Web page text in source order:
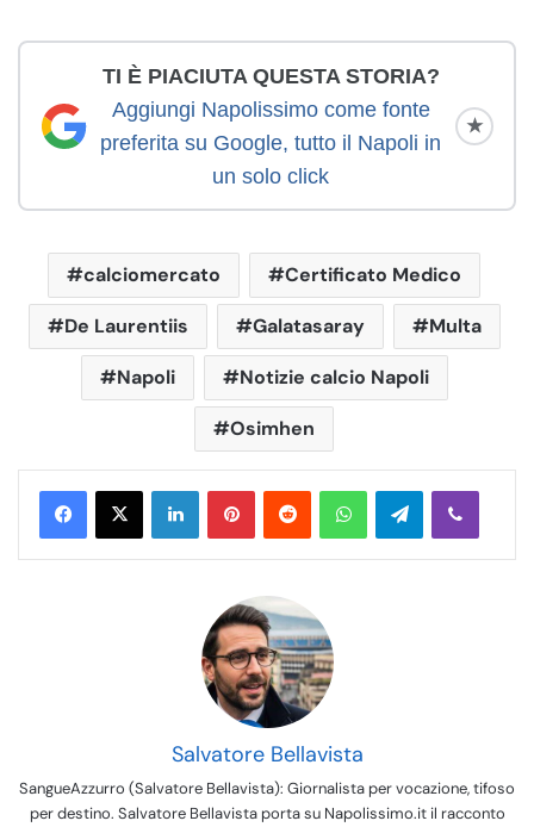
TI È PIACIUTA QUESTA STORIA?
Aggiungi Napolissimo come fonte
preferita su Google, tutto il Napoli in
un solo click
★
calciomercato Certificato Medico
De Laurentiis Galatasaray Multa
Napoli Notizie calcio Napoli
Osimhen
WhatsApp Telegram
Salvatore Bellavista
SangueAzzurro (Salvatore Bellavista): Giornalista per vocazione, tifoso
per destino. Salvatore Bellavista porta su Napolissimo.it il racconto